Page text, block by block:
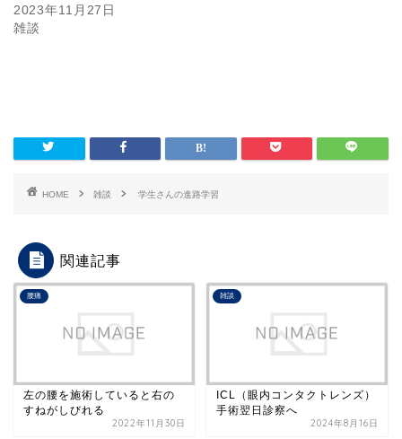
2023年11月27日
雑談
HOME 雑談 学生さんの進路学習
関連記事
腰痛
左の腰を施術していると右の
すねがしびれる
2022年11月30日
雑談
ICL（眼内コンタクトレンズ）
手術翌日診察へ
2024年8月16日